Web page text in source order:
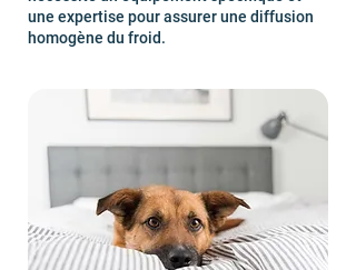
une expertise pour assurer une diffusion
homogène du froid.